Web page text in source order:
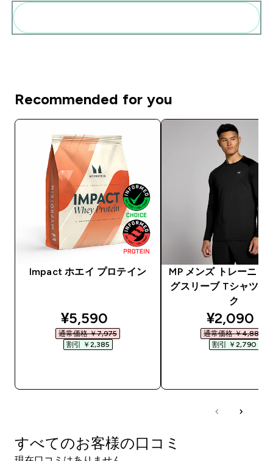
Recommended for you
Impact ホエイ プロテイン
discounted price
¥5,590‎
通常価格 ￥7,975‎
割引 ￥2,385‎
MP メンズ トレーニン
グスリーブ Tシャツ -
ク
¥2,090‎
通常価格 ￥4,880‎
割引 ￥2,790‎
すべてのお客様の口コミ